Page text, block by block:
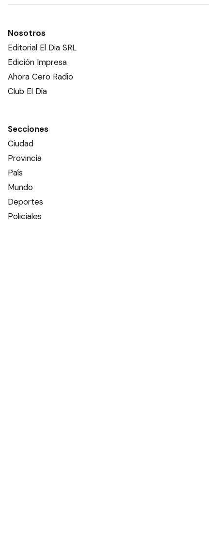
Nosotros
Editorial El Dia SRL
Edición Impresa
Ahora Cero Radio
Club El Día
Secciones
Ciudad
Provincia
País
Mundo
Deportes
Policiales